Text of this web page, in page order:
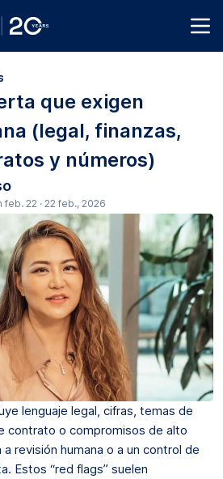
que exigen
(legal, finanzas,
y números)
22 · 22 feb., 2026
lenguaje legal, cifras, temas de
contrato o compromisos de alto
revisión humana o a un control de
Estos “red flags” suelen